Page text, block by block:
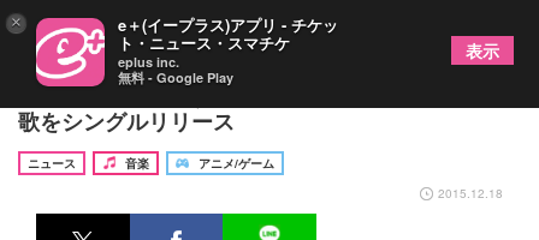
Suara、アニメ「うたわれるもの 偽りの仮面」主題
歌をシングルリリース
ニュース 音楽
アニメ/ゲーム
2015.12.18
× e＋(イープラス)アプリ - チケッ
ト・ニュース・スマチケ
eplus inc.
無料 - Google Play
表示